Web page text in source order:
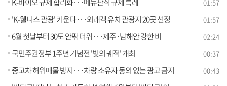
01:57
'K-웰니스 관광' 키운다···외래객 유치 관광지 20곳 선정 01:57
6월 첫날부터 30도 안팎 더위···제주·남해안 강한 비 02:24
국민주권정부 1주년 기념전 '빛의 궤적' 개최 00:37
중고차 허위매물 방지···차량 소유자 동의 없는 광고 금지 00:43